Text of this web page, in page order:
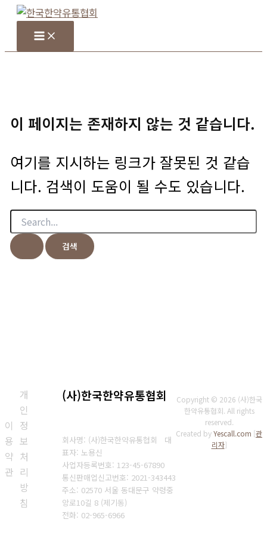
기이 페이지는 존재하지 않는 것 같습니다.
여기를 지시하는 링크가 잘못된 것 같습
니다. 검색이 도움이 될 수도 있습니다.
검
대
상
이
용
약
관
개
인
정
보
처
리
방
침
(사)한국한약유통협회
회사명: (사)한국한약유통협회 대
표자: 노용신
사업자등록번호: 123-45-67890
통신판매업신고번호: 2021-343443
주소: 02570 서울 동대문구 약령중
앙로10길 8 (제기동)
전화: 02-965-6966
Copyright © 2026 (사)한국
한약유통협회. All rights
reserved.
Created byYescall.com [관
리자]